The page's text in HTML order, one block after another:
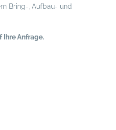
Bring-, Aufbau- und
Ihre Anfrage.